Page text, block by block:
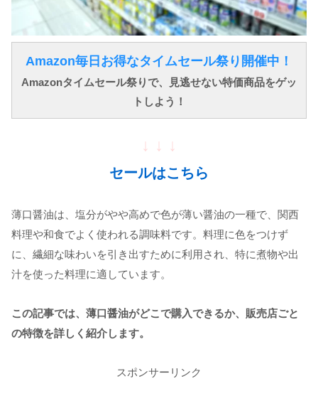
Amazon毎日お得なタイムセール祭り開催中！
Amazonタイムセール祭りで、見逃せない特価商品をゲッ
トしよう！
↓ ↓ ↓
セールはこちら
薄口醤油は、塩分がやや高めで色が薄い醤油の一種で、関西
料理や和食でよく使われる調味料です。料理に色をつけず
に、繊細な味わいを引き出すために利用され、特に煮物や出
汁を使った料理に適しています。
この記事では、薄口醤油がどこで購入できるか、販売店ごと
の特徴を詳しく紹介します。
スポンサーリンク